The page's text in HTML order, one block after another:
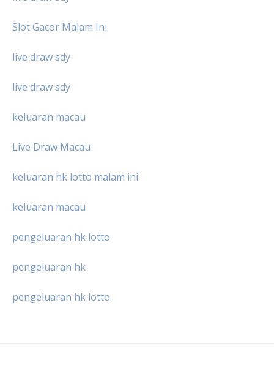
Slot Gacor Malam Ini
live draw sdy
live draw sdy
keluaran macau
Live Draw Macau
keluaran hk lotto malam ini
keluaran macau
pengeluaran hk lotto
pengeluaran hk
pengeluaran hk lotto